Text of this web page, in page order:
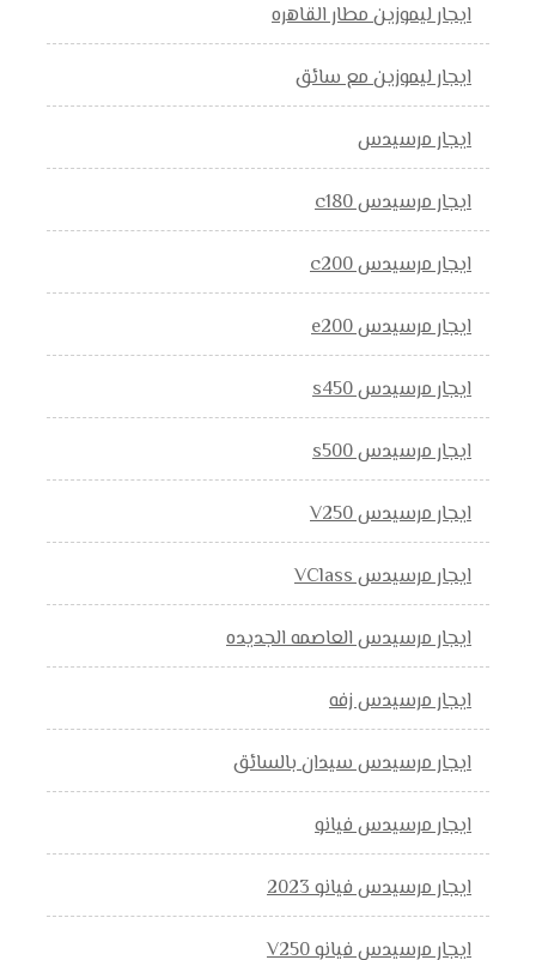
ايجار ليموزين مطار القاهره
ايجار ليموزين مع سائق
ايجار مرسيدس
ايجار مرسيدس c180
ايجار مرسيدس c200
ايجار مرسيدس e200
ايجار مرسيدس s450
ايجار مرسيدس s500
ايجار مرسيدس V250
ايجار مرسيدس VClass
ايجار مرسيدس العاصمه الجديده
ايجار مرسيدس زفه
ايجار مرسيدس سيدان بالسائق
ايجار مرسيدس فيانو
ايجار مرسيدس فيانو 2023
ايجار مرسيدس فيانو V250